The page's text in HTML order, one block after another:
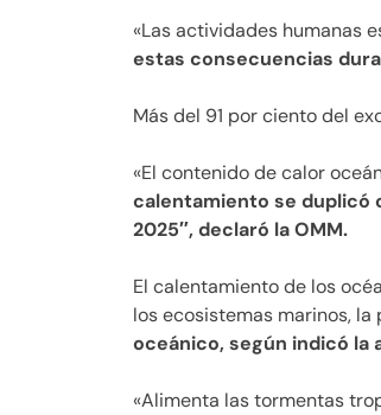
«Las actividades humanas
estas consecuencias
Más del 91 por ciento del
«El contenido de calor
calentamiento se duplicó
2025″, declaró la OMM.
El calentamiento de los
los ecosistemas marinos,
oceánico, según indicó la
«Alimenta las tormentas